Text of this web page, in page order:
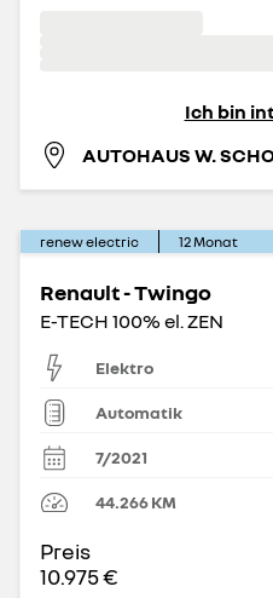
Ich bin
AUTOHAUS W.
renew electric 12Monat
Renault - Twingo
E-TECH 100% el. ZEN
Elektro
Automatik
7/2021
44.266KM
Preis
10.975 €